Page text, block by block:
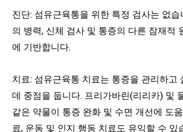
진단: 섬유근육통을 위한 특정 검사는 없
의 병력, 신체 검사 및 통증의 다른 잠재적
에 기반합니다.
치료: 섬유근육통 치료는 통증을 관리하고
데 중점을 둡니다. 프리가바린(리리카) 및
같은 약물이 통증 완화 및 수면 개선에 도
료, 운동 및 인지 행동 치료도 유익할 수 있